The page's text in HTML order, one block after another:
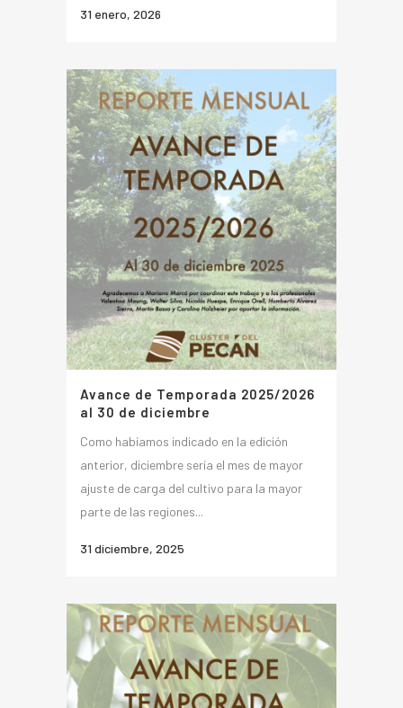
31 enero, 2026
Avance de Temporada 2025/2026
al 30 de diciembre
Como habíamos indicado en la edición
anterior, diciembre sería el mes de mayor
ajuste de carga del cultivo para la mayor
parte de las regiones...
31 diciembre, 2025